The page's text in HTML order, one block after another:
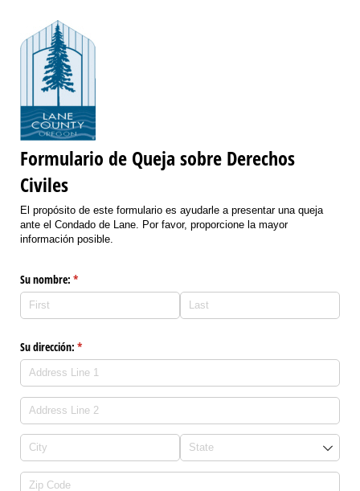
Formulario de Queja sobre Derechos
Civiles
El propósito de este formulario es ayudarle a presentar una queja
ante el Condado de Lane. Por favor, proporcione la mayor
información posible.
Su nombre: *
(required)
Su dirección: *
(required)